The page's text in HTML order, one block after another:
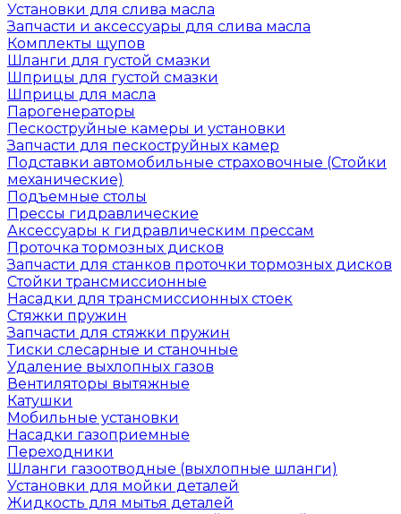
Установки для слива масла
Запчасти и аксессуары для слива масла
Комплекты щупов
Шланги для густой смазки
Шприцы для густой смазки
Шприцы для масла
Парогенераторы
Пескоструйные камеры и установки
Запчасти для пескоструйных камер
Подставки автомобильные страховочные (Стойки
механические)
Подъемные столы
Прессы гидравлические
Аксессуары к гидравлическим прессам
Проточка тормозных дисков
Запчасти для станков проточки тормозных дисков
Стойки трансмиссионные
Насадки для трансмиссионных стоек
Стяжки пружин
Запчасти для стяжки пружин
Тиски слесарные и станочные
Удаление выхлопных газов
Вентиляторы вытяжные
Катушки
Мобильные установки
Насадки газоприемные
Переходники
Шланги газоотводные (выхлопные шланги)
Установки для мойки деталей
Жидкость для мытья деталей